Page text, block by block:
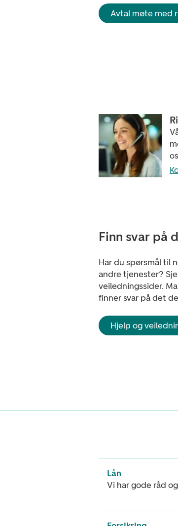
Avtal møte med
Finn svar på
Har du spørsmål til
andre tjenester?
veiledningssider.
finner svar på det
Hjelp og
Lån
Vi har gode råd